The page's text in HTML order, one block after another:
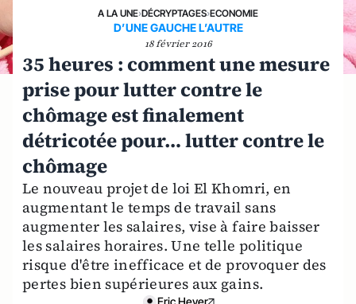
A LA UNE›DÉCRYPTAGES›ECONOMIE
D’UNE GAUCHE L’AUTRE
18 février 2016
35 heures : comment une mesure
prise pour lutter contre le
chômage est finalement
détricotée pour… lutter contre le
chômage
Le nouveau projet de loi El Khomri, en
augmentant le temps de travail sans
augmenter les salaires, vise à faire baisser
les salaires horaires. Une telle politique
risque d'être inefficace et de provoquer des
pertes bien supérieures aux gains.
Eric Heyer